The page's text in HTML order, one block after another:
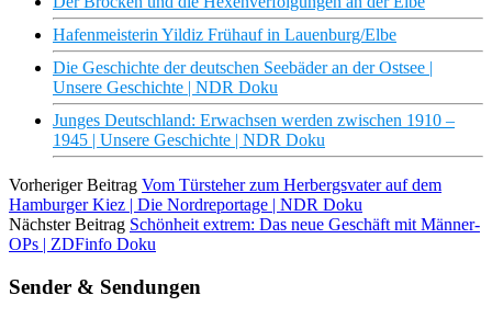
Hafenmeisterin Yildiz Frühauf in Lauenburg/Elbe
Die Geschichte der deutschen Seebäder an der Ostsee |
Unsere Geschichte | NDR Doku
Junges Deutschland: Erwachsen werden zwischen 1910 –
1945 | Unsere Geschichte | NDR Doku
Vorheriger Beitrag Vom Türsteher zum Herbergsvater auf dem
Hamburger Kiez | Die Nordreportage | NDR Doku
Nächster Beitrag Schönheit extrem: Das neue Geschäft mit Männer-
OPs | ZDFinfo Doku
Sender & Sendungen